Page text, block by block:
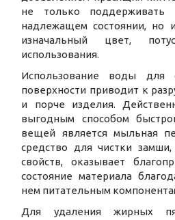
не только
надлежащем состоянии, но
изначальный цвет,
использования.
Использование воды для
поверхности приводит к
и порче изделия.
выгодным способом
вещей является мыльная
средство для чистки
свойств, оказывает
состояние материала
нем питательным
Для удаления жирных